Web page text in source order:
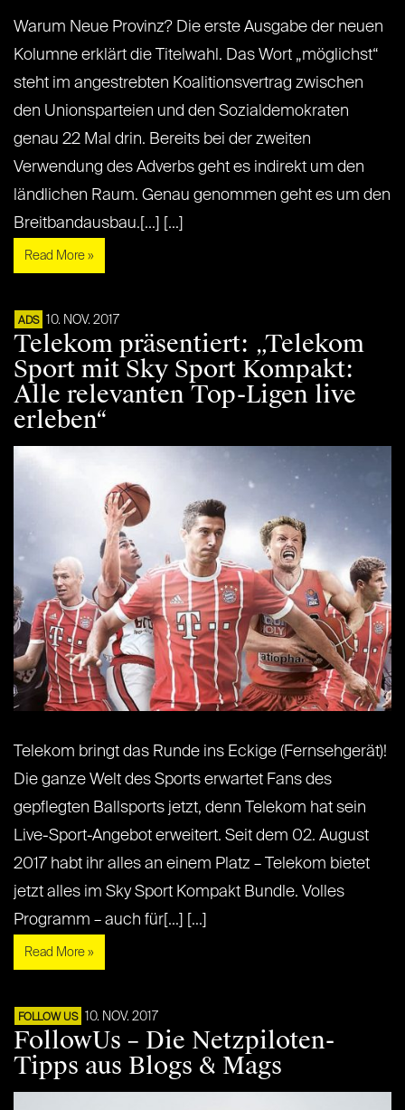
Warum Neue Provinz? Die erste Ausgabe der neuen
Kolumne erklärt die Titelwahl. Das Wort „möglichst“
steht im angestrebten Koalitionsvertrag zwischen
den Unionsparteien und den Sozialdemokraten
genau 22 Mal drin. Bereits bei der zweiten
Verwendung des Adverbs geht es indirekt um den
ländlichen Raum. Genau genommen geht es um den
Breitbandausbau.[...] [...]
Read More »
ADS 10. NOV. 2017
Telekom präsentiert: „Telekom
Sport mit Sky Sport Kompakt:
Alle relevanten Top-Ligen live
erleben“
Telekom bringt das Runde ins Eckige (Fernsehgerät)!
Die ganze Welt des Sports erwartet Fans des
gepflegten Ballsports jetzt, denn Telekom hat sein
Live-Sport-Angebot erweitert. Seit dem 02. August
2017 habt ihr alles an einem Platz – Telekom bietet
jetzt alles im Sky Sport Kompakt Bundle. Volles
Programm – auch für[...] [...]
Read More »
FOLLOW US 10. NOV. 2017
FollowUs – Die Netzpiloten-
Tipps aus Blogs & Mags